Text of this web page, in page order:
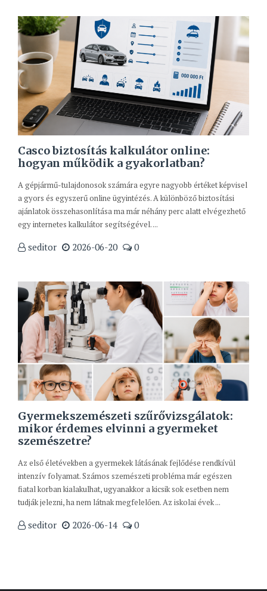
Casco biztosítás kalkulátor online:
hogyan működik a gyakorlatban?
A gépjármű-tulajdonosok számára egyre nagyobb értéket képvisel
a gyors és egyszerű online ügyintézés. A különböző biztosítási
ajánlatok összehasonlítása ma már néhány perc alatt elvégezhető
egy internetes kalkulátor segítségével. ...
seditor 2026-06-20 0
Gyermekszemészeti szűrővizsgálatok:
mikor érdemes elvinni a gyermeket
szemészetre?
Az első életévekben a gyermekek látásának fejlődése rendkívül
intenzív folyamat. Számos szemészeti probléma már egészen
fiatal korban kialakulhat, ugyanakkor a kicsik sok esetben nem
tudják jelezni, ha nem látnak megfelelően. Az iskolai évek ...
seditor 2026-06-14 0